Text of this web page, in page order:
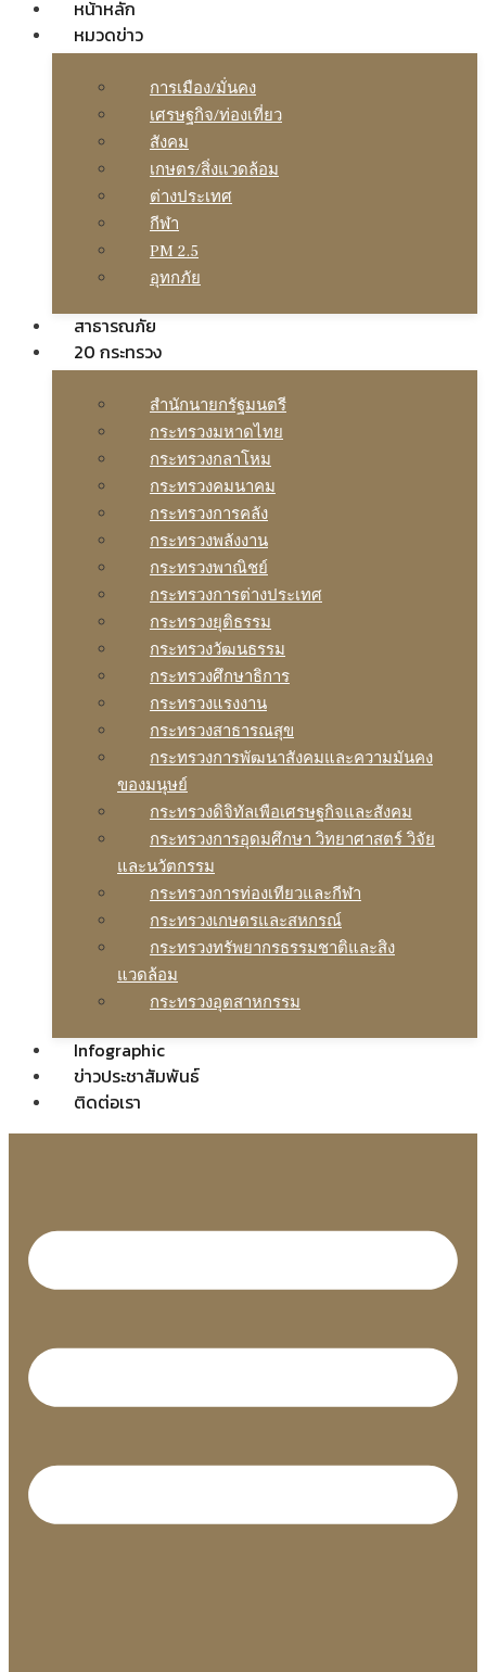
หน้าหลัก
หมวดข่าว
การเมือง/มั่นคง
เศรษฐกิจ/ท่องเที่ยว
สังคม
เกษตร/สิ่งแวดล้อม
ต่างประเทศ
กีฬา
PM 2.5
อุทกภัย
สาธารณภัย
20 กระทรวง
สํานักนายกรัฐมนตรี
กระทรวงมหาดไทย
กระทรวงกลาโหม
กระทรวงคมนาคม
กระทรวงการคลัง
กระทรวงพลังงาน
กระทรวงพาณิชย์
กระทรวงการต่างประเทศ
กระทรวงยุติธรรม
กระทรวงวัฒนธรรม
กระทรวงศึกษาธิการ
กระทรวงแรงงาน
กระทรวงสาธารณสุข
กระทรวงการพัฒนาสังคมและความมันคง
ของมนุษย์
กระทรวงดิจิทัลเพือเศรษฐกิจและสังคม
กระทรวงการอุดมศึกษา วิทยาศาสตร์ วิจัย
และนวัตกรรม
กระทรวงการท่องเทียวและกีฬา
กระทรวงเกษตรและสหกรณ์
กระทรวงทรัพยากรธรรมชาติและสิง
แวดล้อม
กระทรวงอุตสาหกรรม
Infographic
ข่าวประชาสัมพันธ์
ติดต่อเรา